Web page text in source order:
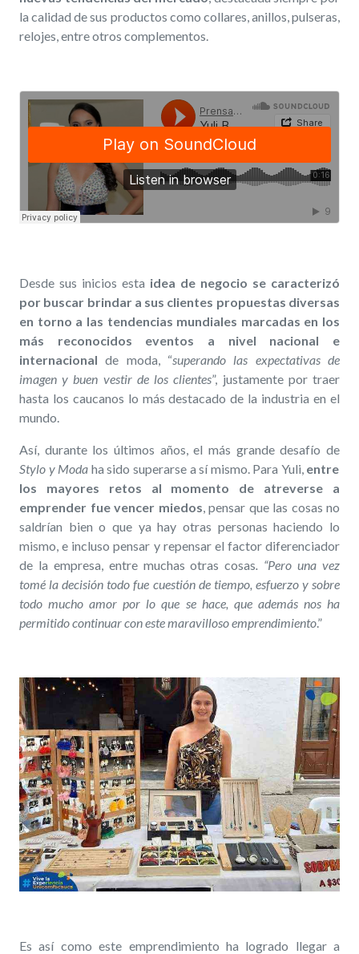
la calidad de sus productos como collares, anillos, pulseras,
relojes, entre otros complementos.
Desde sus inicios esta idea de negocio se caracterizó
por buscar brindar a sus clientes propuestas diversas
en torno a las tendencias mundiales marcadas en los
más reconocidos eventos a nivel nacional e
internacional de moda, “superando las expectativas de
imagen y buen vestir de los clientes”, justamente por traer
hasta los caucanos lo más destacado de la industria en el
mundo.
Así, durante los últimos años, el más grande desafío de
Stylo y Moda ha sido superarse a sí mismo. Para Yuli, entre
los mayores retos al momento de atreverse a
emprender fue vencer miedos , pensar que las cosas no
saldrían bien o que ya hay otras personas haciendo lo
mismo, e incluso pensar y repensar el factor diferenciador
de la empresa, entre muchas otras cosas . “Pero una vez
tomé la decisión todo fue cuestión de tiempo, esfuerzo y sobre
todo mucho amor por lo que se hace, que además nos ha
permitido continuar con este maravilloso emprendimiento.”
Es así como este emprendimiento ha logrado llegar a